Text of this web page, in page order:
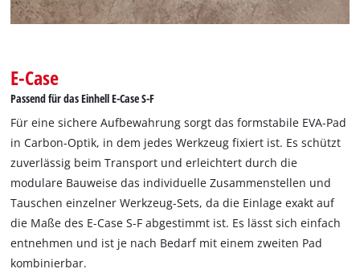
E-Case
Passend für das Einhell E-Case S-F
Für eine sichere Aufbewahrung sorgt das formstabile EVA-Pad
in Carbon-Optik, in dem jedes Werkzeug fixiert ist. Es schützt
zuverlässig beim Transport und erleichtert durch die
modulare Bauweise das individuelle Zusammenstellen und
Tauschen einzelner Werkzeug-Sets, da die Einlage exakt auf
die Maße des E-Case S-F abgestimmt ist. Es lässt sich einfach
entnehmen und ist je nach Bedarf mit einem zweiten Pad
kombinierbar.